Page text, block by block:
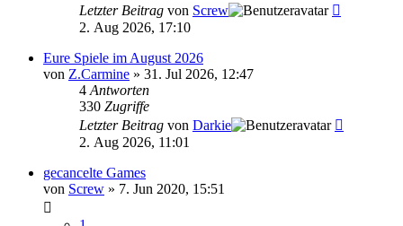
Letzter Beitrag von Screw
2. Aug 2026, 17:10
Eure Spiele im August 2026
von Z.Carmine » 31. Jul 2026, 12:47
4 Antworten
330 Zugriffe
Letzter Beitrag von Darkie
2. Aug 2026, 11:01
gecancelte Games
von Screw » 7. Jun 2020, 15:51